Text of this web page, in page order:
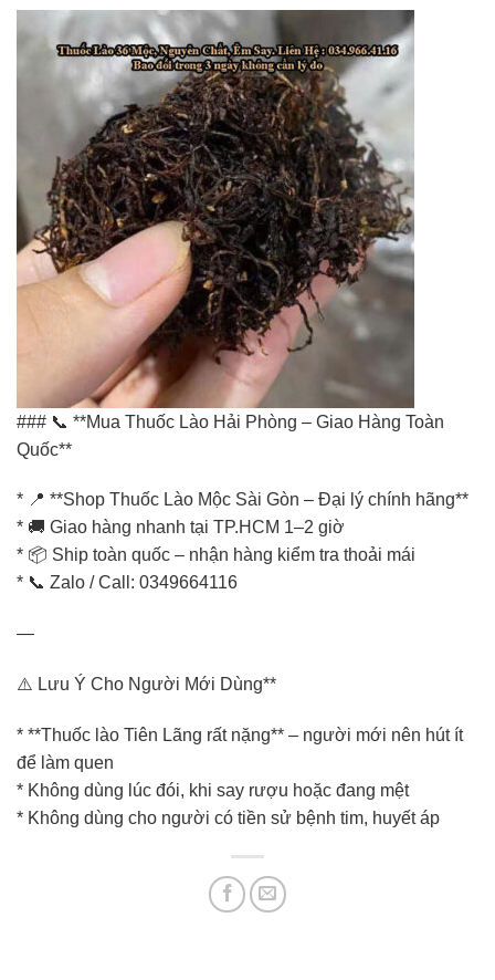
### 📞 **Mua Thuốc Lào Hải Phòng – Giao Hàng Toàn
Quốc**
* 📍 **Shop Thuốc Lào Mộc Sài Gòn – Đại lý chính hãng**
* 🚚 Giao hàng nhanh tại TP.HCM 1–2 giờ
* 📦 Ship toàn quốc – nhận hàng kiểm tra thoải mái
* 📞 Zalo / Call: 0349664116
—
⚠️ Lưu Ý Cho Người Mới Dùng**
* **Thuốc lào Tiên Lãng rất nặng** – người mới nên hút ít
để làm quen
* Không dùng lúc đói, khi say rượu hoặc đang mệt
* Không dùng cho người có tiền sử bệnh tim, huyết áp